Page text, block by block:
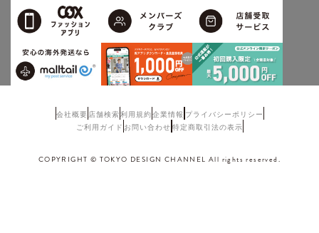
会社概要 店舗検索利用規約企業情報 プライバシーポリシー
ご利用ガイド お問い合わせ 特定商取引法の表示
COPYRIGHT © TOKYO DESIGN CHANNEL All rights reserved.